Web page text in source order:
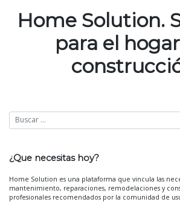
de
entradas
Home Solution.
para el
¿Que necesitas hoy?
Home Solution es una plataforma que vincula las
mantenimiento, reparaciones, remodelaciones y
profesionales recomendados por la comunidad de